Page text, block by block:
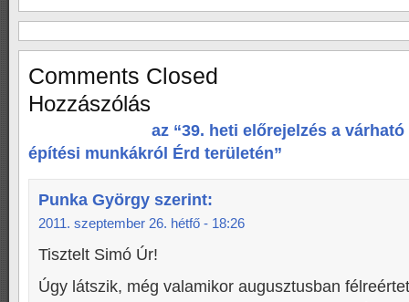
Comments Closed
Hozzászólás
az “39. heti előrejelzés a
építési munkákról Érd területén”
Punka György szerint:
2011. szeptember 26. hétfő - 18:26
Tisztelt Simó Úr!
Úgy látszik, még valamikor augusztusban